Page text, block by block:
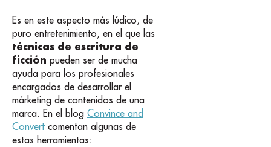
Es en este aspecto más lúdico, de
puro entretenimiento, en el que las
técnicas de escritura de
ficción pueden ser de mucha
ayuda para los profesionales
encargados de desarrollar el
márketing de contenidos de una
marca. En el blog Convince and
Convert comentan algunas de
estas herramientas: